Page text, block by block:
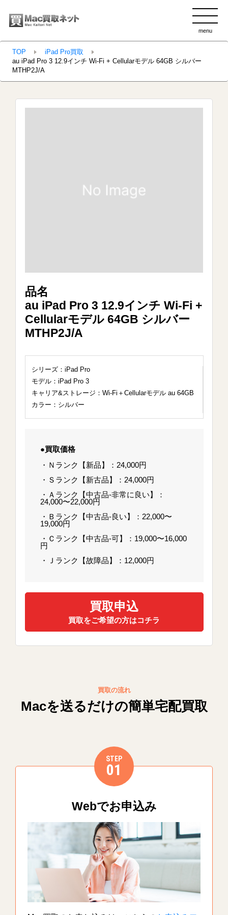
menu
TOP
iPad Pro買取
au iPad Pro 3 12.9インチ Wi-Fi + Cellularモデル 64GB シルバー
MTHP2J/A
品名
au iPad Pro 3 12.9インチ Wi-Fi +
Cellularモデル 64GB シルバー
MTHP2J/A
シリーズ：iPad Pro
モデル：iPad Pro 3
キャリア&ストレージ：Wi-Fi＋Cellularモデル au 64GB
カラー：シルバー
●買取価格
・Ｎランク【新品】：24,000円
・Ｓランク【新古品】：24,000円
・Ａランク【中古品-非常に良い】：
24,000〜22,000円
・Ｂランク【中古品-良い】：22,000〜
19,000円
・Ｃランク【中古品-可】：19,000〜16,000
円
・Ｊランク【故障品】：12,000円
買取申込
買取をご希望の方はコチラ
買取の流れ
Macを送るだけの簡単宅配買取
STEP
01
Webでお申込み